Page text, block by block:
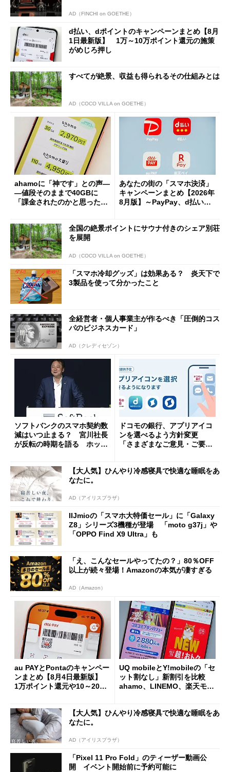
AD（FINCHI on GOETHE）
d払い、dポイントのキャンペーンまとめ【8月
1日最新版】 1万～10万ポイント還元の施策
がめじろ押し
すべてが絶景、収益も得られるその仕組みとは
AD（COCO VILLA on GOETHE）
ahamoに「神です」との声―
―値段そのままで40GBに
「課金されたのかと思った」
あなたの街の「スマホ決済」
キャンペーンまとめ【2026年
8月版】～PayPay、d払い、a
全国の絶景ポイントにサウナ付きのシェア別荘
を展開
AD（COCO VILLA on GOETHE）
「スマホ冷却グッズ」は効果ある？ 炎天下で
3製品を使って分かったこと
全経営者・個人事業主が作るべき「圧倒的コス
パのビジネスカード」
AD（クレディセゾン）
ソフトバンクのスマホ契約数
減はいつ止まる？ 宮川社長
が反転の時期を語る ホッピ
ドコモの銀行、アプリアイコ
ンを選べるよう方針変更
「さまざまなご意見・ご要望
【大人気】ひんやり冷感寝具で快適な睡眠をあ
なたに。
AD（アイリスプラザ）
IIJmioの「スマホ大特価セール」に「Galaxy
Z8」シリーズ3機種が登場 「moto g37j」や
「OPPO Find X9 Ultra」も
「え、こんなセールやってたの？」80％OFF
以上が続々登場！Amazonの本気が凄すぎる
AD（Amazon）
au PAYとPontaのキャンペー
ンまとめ【8月4日最新版】
1万ポイント還元や10～20％
UQ mobileとY!mobileの「セ
ット割なし」新割引を比較
ahamo、LINEMO、楽天モバ
【大人気】ひんやり冷感寝具で快適な睡眠をあ
なたに。
AD（アイリスプラザ）
「Pixel 11 Pro Fold」のティーザー動画公
開 イベント開始前に予約可能に